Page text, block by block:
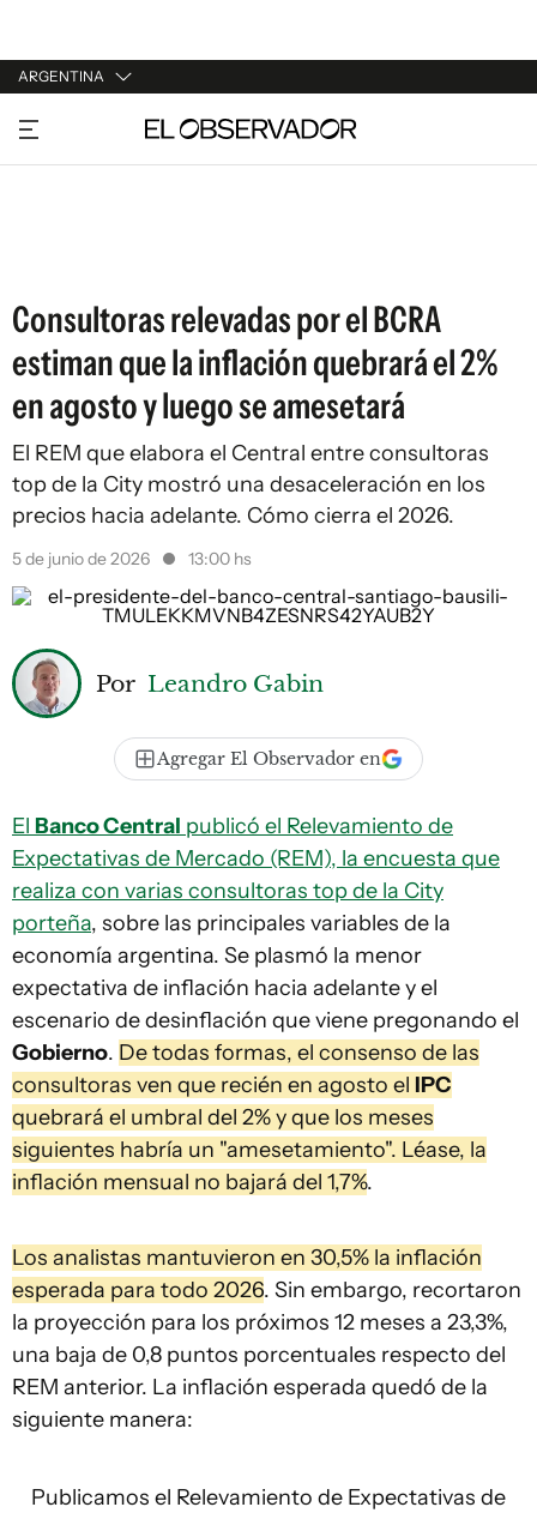
ARGENTINA
URUGUAY
ARGENTINA
Consultoras relevadas por el BCRA
estiman que la inflación quebrará el 2%
en agosto y luego se amesetará
El REM que elabora el Central entre consultoras
top de la City mostró una desaceleración en los
precios hacia adelante. Cómo cierra el 2026.
5 de junio de 2026 13:00 hs
Por Leandro Gabin
Agregar El Observador en
El Banco Central publicó el Relevamiento de
Expectativas de Mercado (REM), la encuesta que
realiza con varias consultoras top de la City
porteña, sobre las principales variables de la
economía argentina. Se plasmó la menor
expectativa de inflación hacia adelante y el
escenario de desinflación que viene pregonando el
Gobierno. De todas formas, el consenso de las
consultoras ven que recién en agosto el IPC
quebrará el umbral del 2% y que los meses
siguientes habría un "amesetamiento". Léase, la
inflación mensual no bajará del 1,7%.
Los analistas mantuvieron en 30,5% la inflación
esperada para todo 2026. Sin embargo, recortaron
la proyección para los próximos 12 meses a 23,3%,
una baja de 0,8 puntos porcentuales respecto del
REM anterior. La inflación esperada quedó de la
siguiente manera:
Publicamos el Relevamiento de Expectativas de